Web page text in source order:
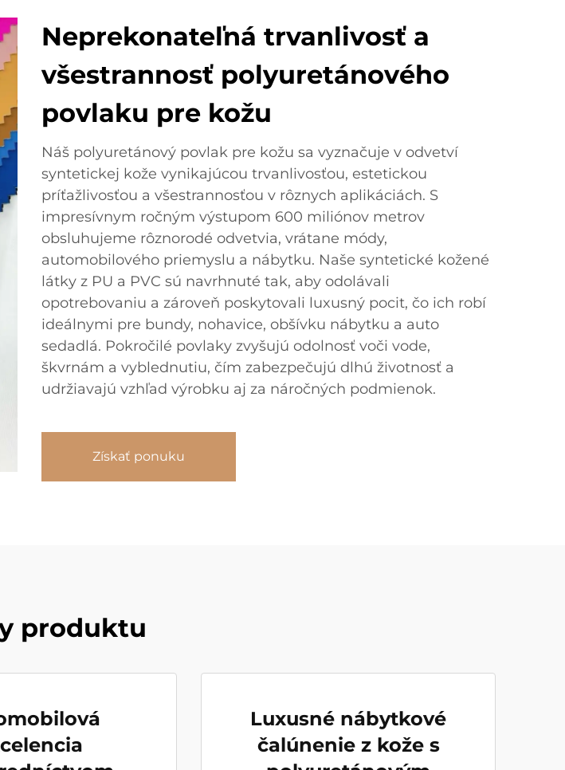
Neprekonateľná trvanlivosť a
všestrannosť polyuretánového
povlaku pre kožu
Náš polyuretánový povlak pre kožu sa vyznačuje v odvetví
syntetickej kože vynikajúcou trvanlivosťou, estetickou
príťažlivosťou a všestrannosťou v rôznych aplikáciách. S
impresívnym ročným výstupom 600 miliónov metrov
obsluhujeme rôznorodé odvetvia, vrátane módy,
automobilového priemyslu a nábytku. Naše syntetické kožené
látky z PU a PVC sú navrhnuté tak, aby odolávali
opotrebovaniu a zároveň poskytovali luxusný pocit, čo ich robí
ideálnymi pre bundy, nohavice, obšívku nábytku a auto
sedadlá. Pokročilé povlaky zvyšujú odolnosť voči vode,
škvrnám a vyblednutiu, čím zabezpečujú dlhú životnosť a
udržiavajú vzhľad výrobku aj za náročných podmienok.
Získať ponuku
produktu
Luxusné nábytkové
čalúnenie z kože s